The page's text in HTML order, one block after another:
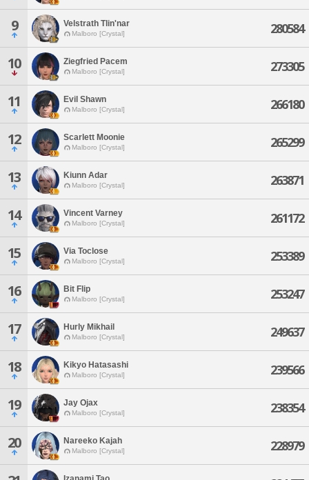
9 Velstrath Tlin'nar
Malboro [Crystal] 280584
10 Ziegfried Pacem
Malboro [Crystal] 273305
11 Evil Shawn
Malboro [Crystal] 266180
12 Scarlett Moonie
Malboro [Crystal] 265299
13 Kiunn Adar
Malboro [Crystal] 263871
14 Vincent Varney
Malboro [Crystal] 261172
15 Via Toclose
Malboro [Crystal] 253389
16 Bit Flip
Malboro [Crystal] 253247
17 Hurly Mikhail
Malboro [Crystal] 249637
18 Kikyo Hatasashi
Malboro [Crystal] 239566
19 Jay Ojax
Malboro [Crystal] 238354
20 Nareeko Kajah
Malboro [Crystal] 228979